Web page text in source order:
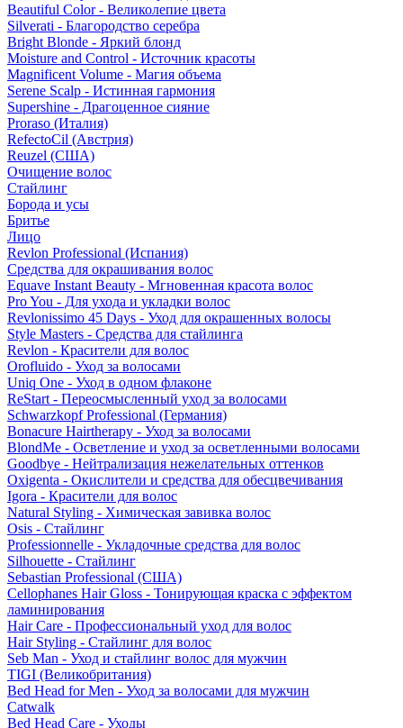
Beautiful Color - Великолепие цвета
Silverati - Благородство серебра
Bright Blonde - Яркий блонд
Moisture and Control - Источник красоты
Magnificent Volume - Магия объема
Serene Scalp - Истинная гармония
Supershine - Драгоценное сияние
Proraso (Италия)
RefectoCil (Австрия)
Reuzel (США)
Очищение волос
Стайлинг
Борода и усы
Бритье
Лицо
Revlon Professional (Испания)
Средства для окрашивания волос
Equave Instant Beauty - Мгновенная красота волос
Pro You - Для ухода и укладки волос
Revlonissimo 45 Days - Уход для окрашенных волосы
Style Masters - Средства для стайлинга
Revlon - Красители для волос
Orofluido - Уход за волосами
Uniq One - Уход в одном флаконе
ReStart - Переосмысленный уход за волосами
Schwarzkopf Professional (Германия)
Bonacure Hairtherapy - Уход за волосами
BlondMe - Осветление и уход за осветленными волосами
Goodbye - Нейтрализация нежелательных оттенков
Oxigenta - Окислители и средства для обесцвечивания
Igora - Красители для волос
Natural Styling - Химическая завивка волос
Osis - Стайлинг
Professionnelle - Укладочные средства для волос
Silhouette - Стайлинг
Sebastian Professional (США)
Cellophanes Hair Gloss - Тонирующая краска с эффектом
ламинирования
Hair Care - Профессиональный уход для волос
Hair Styling - Стайлинг для волос
Seb Man - Уход и стайлинг волос для мужчин
TIGI (Великобритания)
Bed Head for Men - Уход за волосами для мужчин
Catwalk
Bed Head Care - Уходы